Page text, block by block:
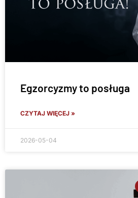
Egzorcyzmy to posługa
CZYTAJ WIĘCEJ »
2026-05-04